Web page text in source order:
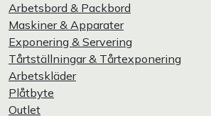
Arbetsbord & Packbord
Maskiner & Apparater
Exponering & Servering
Tårtställningar & Tårtexponering
Arbetskläder
Plåtbyte
Outlet